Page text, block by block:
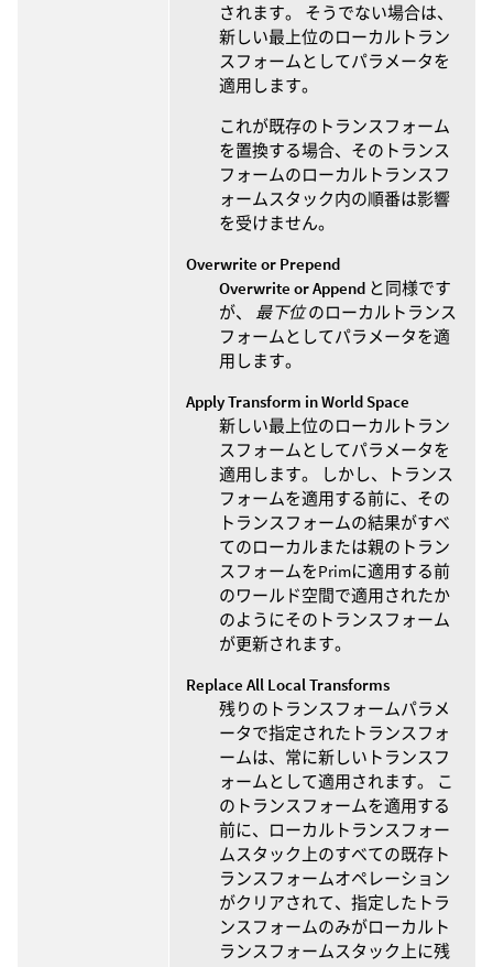
されます。 そうでない場合は、
新しい最上位のローカルトラン
スフォームとしてパラメータを
適用します。
これが既存のトランスフォーム
を置換する場合、そのトランス
フォームのローカルトランスフ
ォームスタック内の順番は影響
を受けません。
Overwrite or Prepend
Overwrite or Append と同様です
が、
最下位のローカルトランス
フォームとしてパラメータを適
用します。
Apply Transform in World Space
新しい最上位のローカルトラン
スフォームとしてパラメータを
適用します。 しかし、トランス
フォームを適用する前に、その
トランスフォームの結果がすべ
てのローカルまたは親のトラン
スフォームをPrimに適用する前
のワールド空間で適用されたか
のようにそのトランスフォーム
が更新されます。
Replace All Local Transforms
残りのトランスフォームパラメ
ータで指定されたトランスフォ
ームは、常に新しいトランスフ
ォームとして適用されます。 こ
のトランスフォームを適用する
前に、ローカルトランスフォー
ムスタック上のすべての既存ト
ランスフォームオペレーション
がクリアされて、指定したトラ
ンスフォームのみがローカルト
ランスフォームスタック上に残